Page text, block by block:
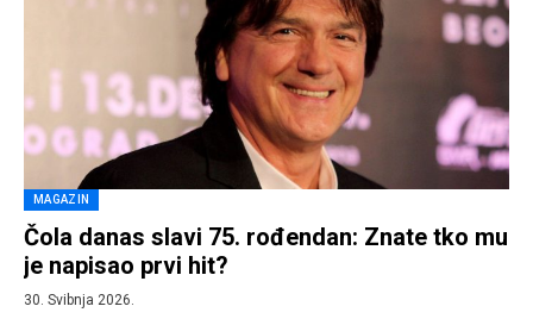
MAGAZIN
Čola danas slavi 75. rođendan: Znate tko mu
je napisao prvi hit?
30. Svibnja 2026.